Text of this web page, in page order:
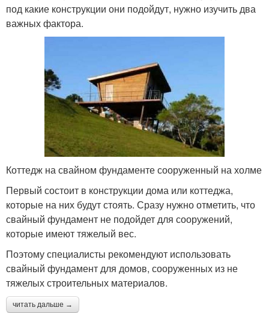
под какие конструкции они подойдут, нужно изучить два
важных фактора.
Коттедж на свайном фундаменте сооруженный на холме
Первый состоит в конструкции дома или коттеджа,
которые на них будут стоять. Сразу нужно отметить, что
свайный фундамент не подойдет для сооружений,
которые имеют тяжелый вес.
Поэтому специалисты рекомендуют использовать
свайный фундамент для домов, сооруженных из не
тяжелых строительных материалов.
читать дальше →